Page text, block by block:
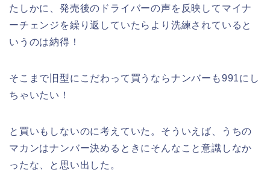
たしかに、発売後のドライバーの声を反映してマイナ
ーチェンジを繰り返していたらより洗練されていると
いうのは納得！
そこまで旧型にこだわって買うならナンバーも991にし
ちゃいたい！
と買いもしないのに考えていた。そういえば、うちの
マカンはナンバー決めるときにそんなこと意識しなか
ったな、と思い出した。